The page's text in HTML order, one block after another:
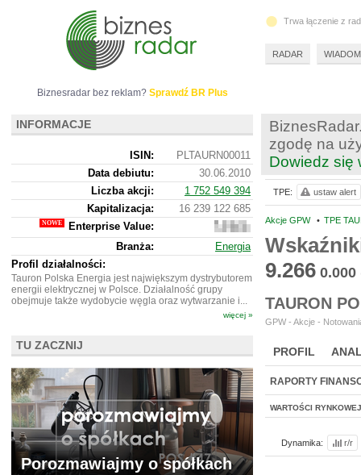
zgodę na
Dowiedz się
Akcje GPW • TPE
9.266 0.000
TAURON
GPW - Akcje -
PROFIL
WYCENA BR
RAPORTY
WARTOŚCI RYNKOWEJ
Dynamika: r/r
TPE: ustaw alert
Biznesradar bez reklam? Sprawdź BR Plus
INFORMACJE
ISIN:
PLTAURN00011
Data debiutu:
30.06.2010
Liczba akcji:
1 752 549 394
Kapitalizacja:
16 239 122 685
Enterprise Value:
28
416
122
Branża:
Energia
Profil działalności:
Tauron Polska Energia jest największym dystrybutorem
energii elektrycznej w Polsce. Działalność grupy
obejmuje także wydobycie węgla oraz wytwarzanie i...
więcej »
TU ZACZNIJ
Porozmawiajmy o spółkach
Trwa łączenie z
RADAR